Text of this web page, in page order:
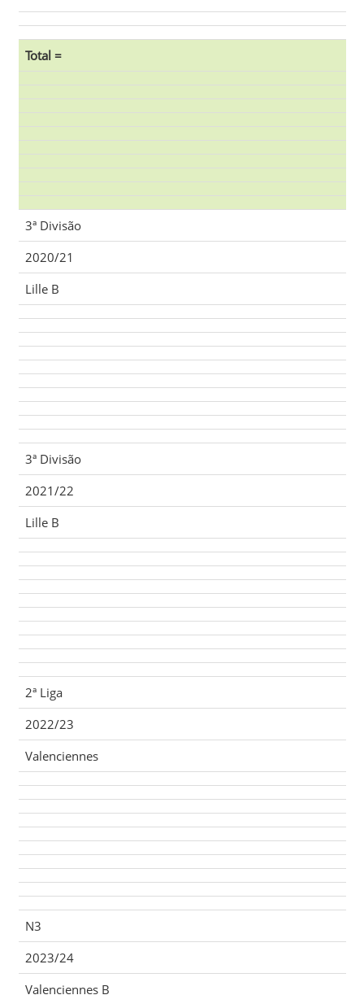
Total =
3ª Divisão
2020/21
Lille B
3ª Divisão
2021/22
Lille B
2ª Liga
2022/23
Valenciennes
N3
2023/24
Valenciennes B